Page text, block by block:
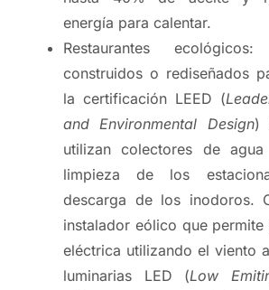
energía para calentar.
Restaurantes
construidos o rediseñados
la certificación LEED (
and Environmental Design)
utilizan colectores de
limpieza de los
descarga de los inodoros.
instalador eólico que permite
eléctrica utilizando el viento
luminarias LED (Low